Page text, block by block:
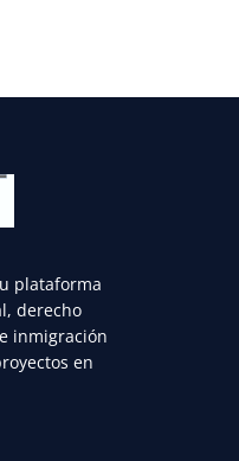
plataforma
derecho
inmigración
en